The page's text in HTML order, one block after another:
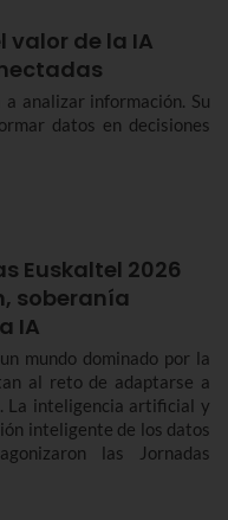
valor de la IA
analizar información. Su
datos en decisiones
Euskaltel 2026
soberanía
IA
mundo dominado por la
al reto de adaptarse a
La inteligencia artificial y
inteligente de los datos
las Jornadas